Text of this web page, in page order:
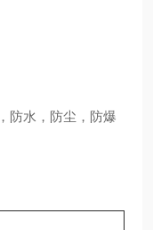
防水，防尘，防爆